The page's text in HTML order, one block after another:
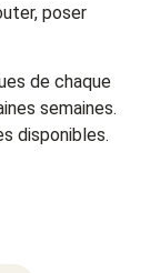
poser
de chaque
semaines.
disponibles.